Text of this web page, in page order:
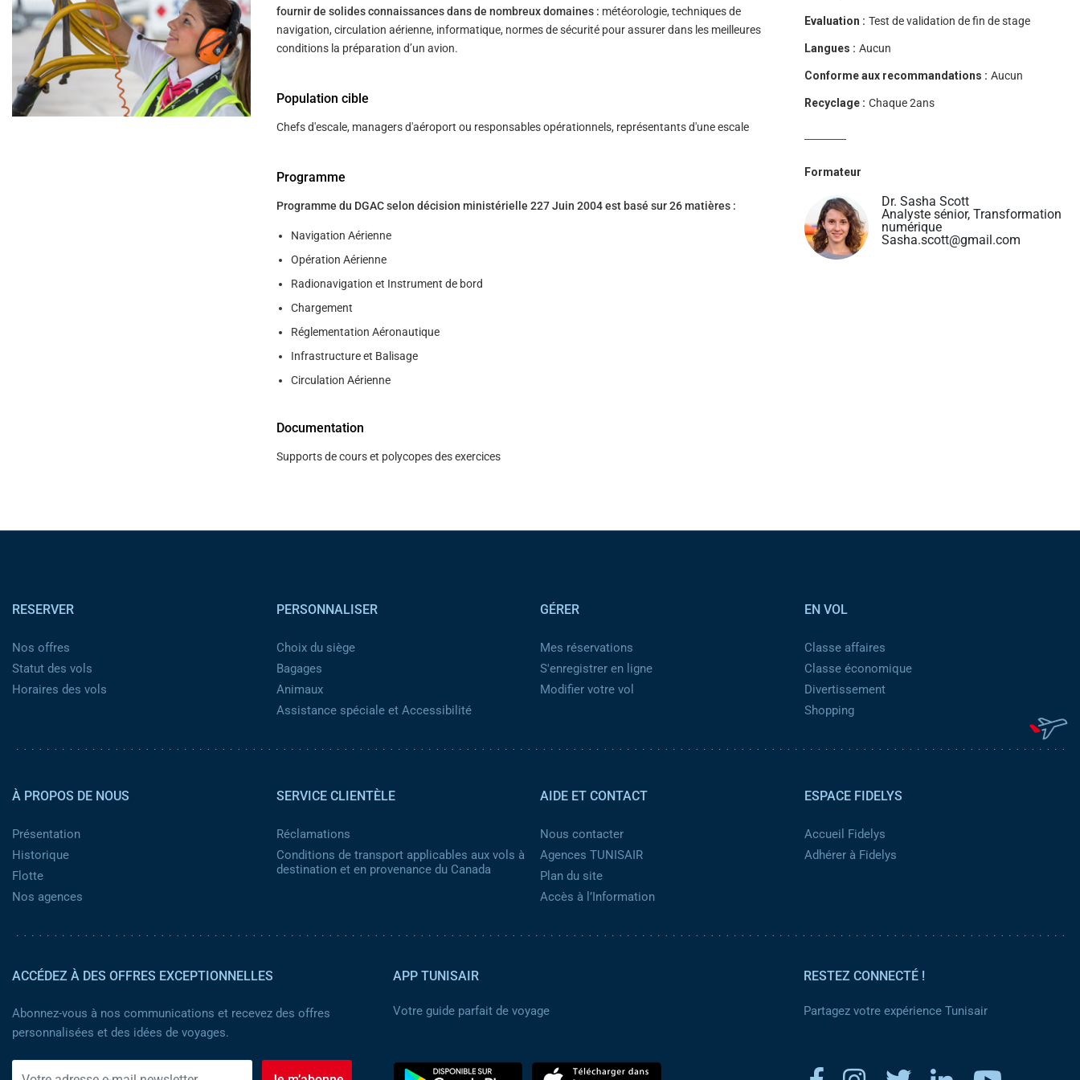
help
you
navigate
interact
content.
fournir de solides connaissances dans de nombreux domaines : météorologie, techniques de
navigation, circulation aérienne, informatique, normes de sécurité pour assurer dans les meilleures
conditions la préparation d’un avion.
Population cible
Chefs d'escale, managers d'aéroport ou responsables opérationnels, représentants d'une escale
Programme
Programme du DGAC selon décision ministérielle 227 Juin 2004 est basé sur 26 matières :
Navigation Aérienne
Opération Aérienne
Radionavigation et Instrument de bord
Chargement
Réglementation Aéronautique
Infrastructure et Balisage
Circulation Aérienne
Documentation
Supports de cours et polycopes des exercices
Evaluation : Test de validation de fin de stage
Langues : Aucun
Conforme aux recommandations : Aucun
Recyclage : Chaque 2ans
Formateur
Dr. Sasha Scott
Analyste sénior, Transformation
numérique
Sasha.scott@gmail.com
RESERVER
Nos offres
Statut des vols
Horaires des vols
PERSONNALISER
Choix du siège
Bagages
Animaux
Assistance spéciale et Accessibilité
GÉRER
Mes réservations
S'enregistrer en ligne
Modifier votre vol
EN VOL
Classe affaires
Classe économique
Divertissement
Shopping
À PROPOS DE NOUS
Présentation
Historique
Flotte
Nos agences
SERVICE CLIENTÈLE
Réclamations
Conditions de transport applicables aux vols à
destination et en provenance du Canada
AIDE ET CONTACT
Nous contacter
Agences TUNISAIR
Plan du site
Accès à l’Information
ESPACE FIDELYS
Accueil Fidelys
Adhérer à Fidelys
ACCÉDEZ À DES OFFRES EXCEPTIONNELLES
Abonnez-vous à nos communications et recevez des offres
personnalisées et des idées de voyages.
APP TUNISAIR
Votre guide parfait de voyage
RESTEZ CONNECTÉ !
Partagez votre expérience Tunisair